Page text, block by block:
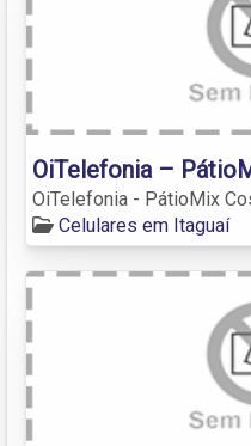
OiTelefonia –
OiTelefonia - PátioMix
Celulares em Itaguaí